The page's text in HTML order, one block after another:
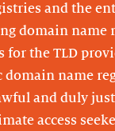
and the
domain name
for the TLD
domain name
and duly
access